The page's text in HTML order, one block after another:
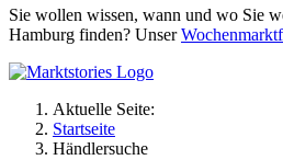
Sie wollen wissen, wann und wo Sie
Hamburg finden? Unser
Aktuelle Seite:
Startseite
Händlersuche